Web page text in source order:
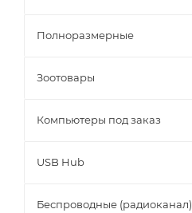
Полноразмерные
Зоотовары
Компьютеры под заказ
USB Hub
Беспроводные (радиоканал)